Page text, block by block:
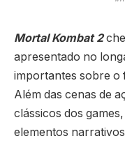
Mortal Kombat 2
apresentado no
importantes sobre o
Além das cenas de
clássicos dos
elementos